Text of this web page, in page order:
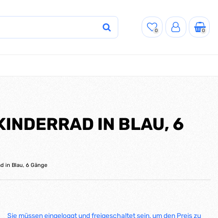
0 0
IN BLAU, 6
in Blau, 6 Gänge
Sie müssen eingeloggt und freigeschaltet sein, um den Preis zu